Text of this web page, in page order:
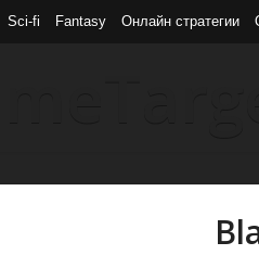
Sci-fi Fantasy Онлайн стратегии